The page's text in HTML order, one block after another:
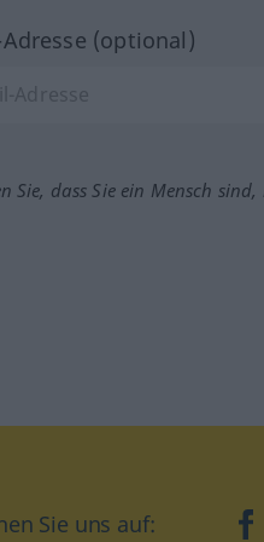
(optional)
Sie, dass Sie ein Mensch
Sie uns auf: